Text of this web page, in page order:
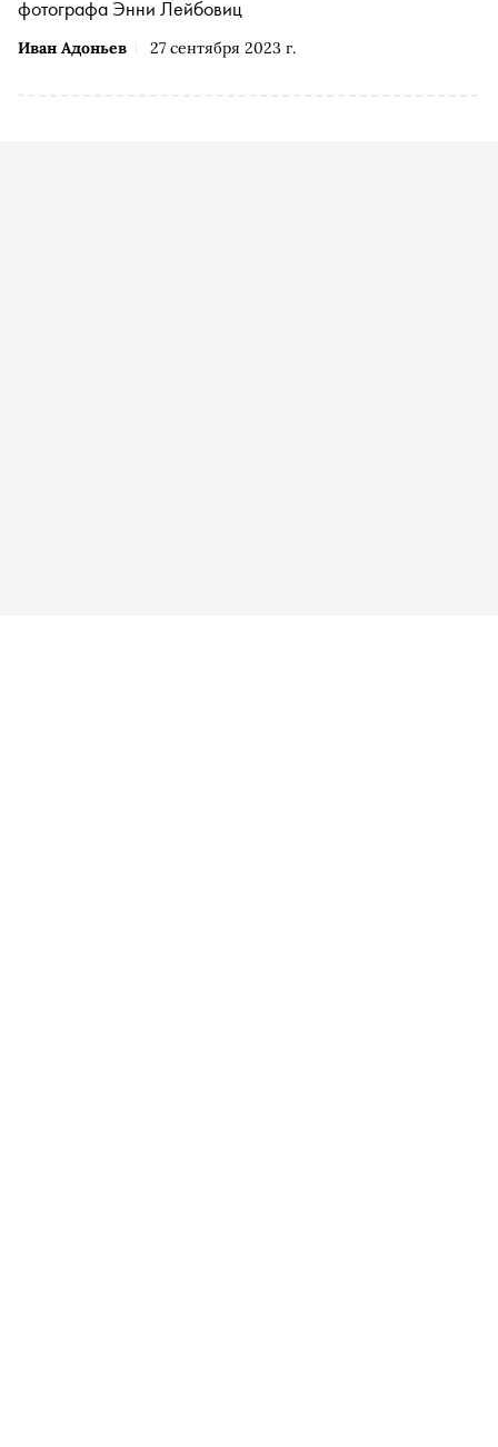
Иван Адоньев 27 сентября 2023 г.
фотографа Энни Лейбовиц